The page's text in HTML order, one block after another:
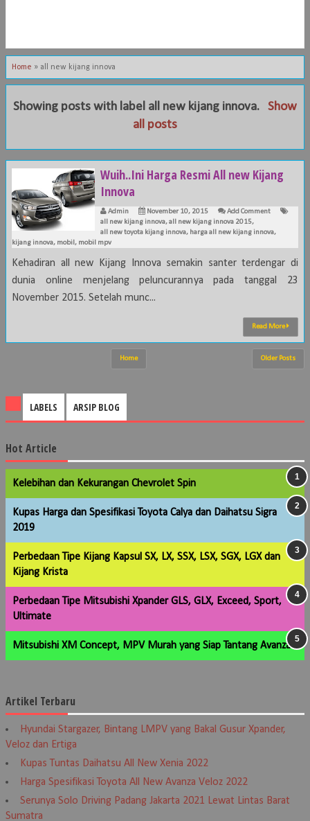
Home » all new kijang innova
Showing posts with label all new kijang innova.
Show
all posts
Wuih..Ini Harga Resmi All new Kijang
Innova
Admin November 10, 2015
Add Comment
all new kijang innova,all new kijang innova 2015,
all new toyota kijang innova, harga all new kijang innova,
kijang innova, mobil , mobil mpv
Kehadiran all new Kijang Innova semakin santer terdengar di
dunia online menjelang peluncurannya pada tanggal 23
November 2015. Setelah munc...
Read More
Older Posts
Home
LABELS ARSIP BLOG
Hot Article
Kelebihan dan Kekurangan Chevrolet Spin
Kupas Harga dan Spesifikasi Toyota Calya dan Daihatsu Sigra
2019
Perbedaan Tipe Kijang Kapsul SX, LX, SSX, LSX, SGX, LGX dan
Kijang Krista
Perbedaan Tipe Mitsubishi Xpander GLS, GLX, Exceed, Sport,
Ultimate
Mitsubishi XM Concept, MPV Murah yang Siap Tantang Avanza
Artikel Terbaru
Hyundai Stargazer, Bintang LMPV yang Bakal Gusur Xpander,
Veloz dan Ertiga
Kupas Tuntas Daihatsu All New Xenia 2022
Harga Spesifikasi Toyota All New Avanza Veloz 2022
Serunya Solo Driving Padang Jakarta 2021 Lewat Lintas Barat
Sumatra